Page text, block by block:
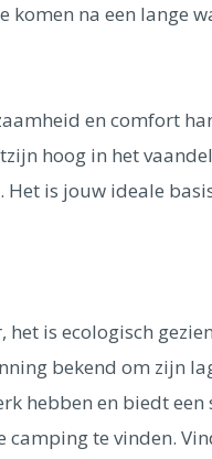
komen na een lange
en comfort
hoog in het
is jouw ideale
is ecologisch
bekend om zijn
hebben en biedt
te vinden.